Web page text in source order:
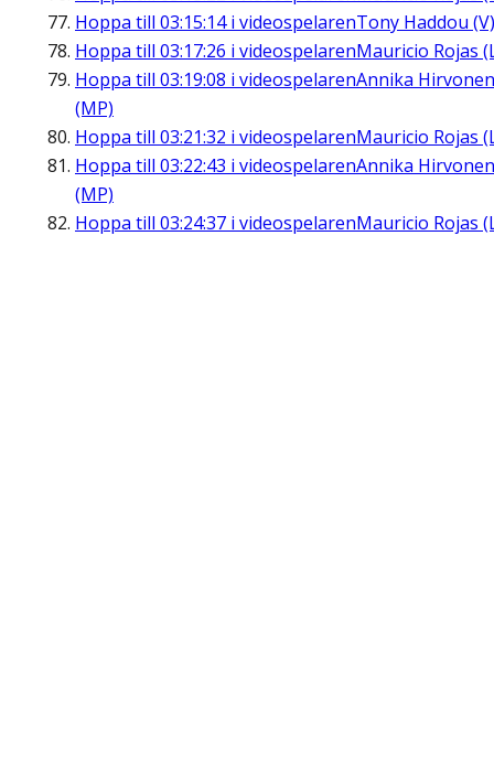
Hoppa till 03:15:14i videospelarenTony Haddou (V)
Hoppa till 03:17:26 i videospelarenMauricio Rojas
Hoppa till 03:19:08 i videospelarenAnnika Hirvonen
(MP)
Hoppa till 03:21:32 i videospelarenMauricio Rojas
Hoppa till 03:22:43 i videospelarenAnnika Hirvonen
(MP)
Hoppa till 03:24:37 i videospelarenMauricio Rojas